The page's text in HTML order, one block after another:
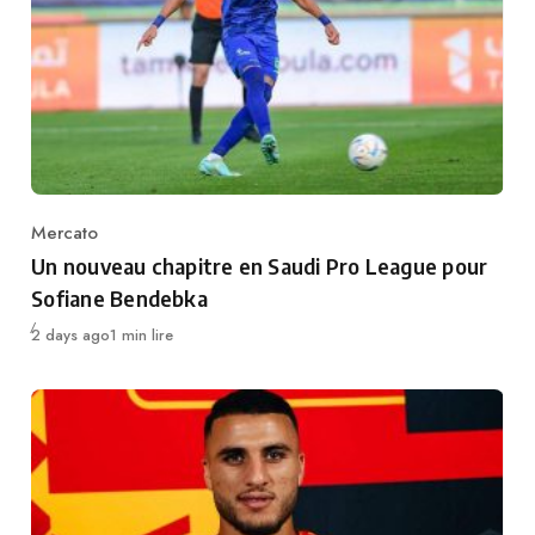
Category
Mercato
Un nouveau chapitre en Saudi Pro League pour
Sofiane Bendebka
Publié
2 days ago1 min lire